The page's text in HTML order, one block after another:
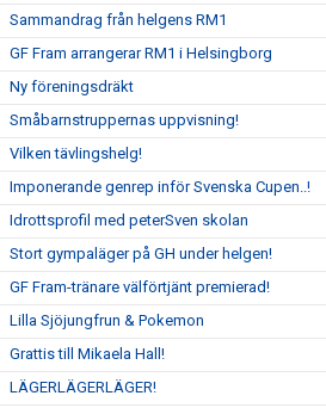
Sammandrag från helgens RM1
GF Fram arrangerar RM1 i Helsingborg
Ny föreningsdräkt
Småbarnstruppernas uppvisning!
Vilken tävlingshelg!
Imponerande genrep inför Svenska Cupen..!
Idrottsprofil med peterSven skolan
Stort gympaläger på GH under helgen!
GF Fram-tränare välförtjänt premierad!
Lilla Sjöjungfrun & Pokemon
Grattis till Mikaela Hall!
LÄGERLÄGERLÄGER!